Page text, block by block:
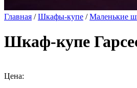
Главная /Шкафы-купе /Маленькие
Шкаф-купе
Цена: